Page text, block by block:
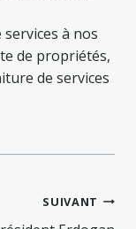
à nos
de propriétés,
de services
SUIVANT